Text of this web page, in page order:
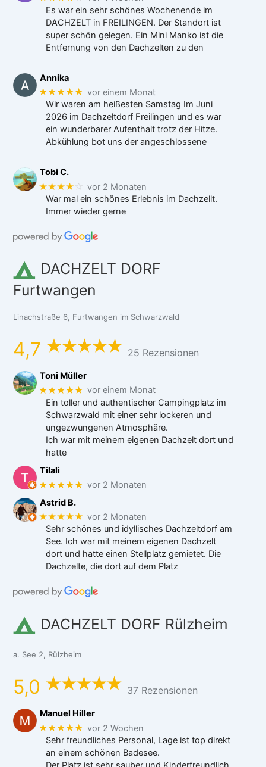
Es war ein sehr schönes Wochenende im
DACHZELT in FREILINGEN. Der Standort ist
super schön gelegen. Ein Mini Manko ist die
Entfernung von den Dachzelten zu den
Annika
★★★★★ vor einem Monat
Wir waren am heißesten Samstag Im Juni
2026 im Dachzeltdorf Freilingen und es war
ein wunderbarer Aufenthalt trotz der Hitze.
Abkühlung bot uns der angeschlossene
Tobi C.
★★★★☆ vor 2 Monaten
War mal ein schönes Erlebnis im Dachzellt.
Immer wieder gerne
DACHZELT DORF
Furtwangen
Linachstraße 6, Furtwangen im Schwarzwald
4,7 25 Rezensionen
Toni Müller
★★★★★ vor einem Monat
Ein toller und authentischer Campingplatz im
Schwarzwald mit einer sehr lockeren und
ungezwungenen Atmosphäre.
Ich war mit meinem eigenen Dachzelt dort und
hatte
Tilali
★★★★★ vor 2 Monaten
Astrid B.
★★★★★ vor 2 Monaten
Sehr schönes und idyllisches Dachzeltdorf am
See. Ich war mit meinem eigenen Dachzelt
dort und hatte einen Stellplatz gemietet. Die
Dachzelte, die dort auf dem Platz
DACHZELT DORF Rülzheim
a. See 2, Rülzheim
5,0 37 Rezensionen
Manuel Hiller
★★★★★ vor 2 Wochen
Sehr freundliches Personal, Lage ist top direkt
an einem schönen Badesee.